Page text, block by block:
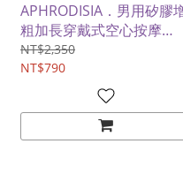
APHRODISIA．男用矽膠
粗加長穿戴式空心按摩
棒-6.7吋(膚色)
NT$2,350
NT$790